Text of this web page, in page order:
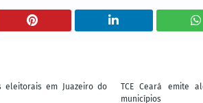
TCE Ceará emite
municípios
eleitorais em Juazeiro do